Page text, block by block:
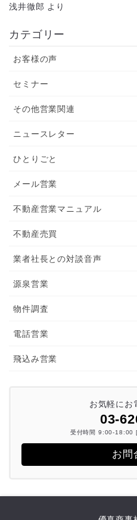
浅井徹郎 より
カテゴリー
お客様の声
セミナー
その他営業関連
ニュースレター
ひとりごと
メール営業
不動産営業マニュアル
不動産売買
業者社長との対談音声
源泉営業
物件調査
電話営業
飛込み営業
お気軽にお
03-
受付時間 9:00-18:00
お問